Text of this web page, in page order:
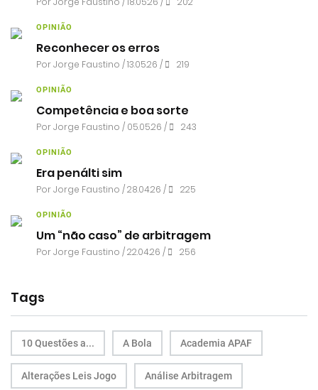
OPINIÃO
Reconhecer os erros
PorJorge Faustino / 13.05.26 / 219
OPINIÃO
Competência e boa sorte
PorJorge Faustino / 05.05.26 / 243
OPINIÃO
Era penálti sim
PorJorge Faustino / 28.04.26 / 225
OPINIÃO
Um “não caso” de arbitragem
PorJorge Faustino / 22.04.26 / 256
Tags
10 Questões a... A Bola Academia APAF
Alterações Leis Jogo Análise Arbitragem